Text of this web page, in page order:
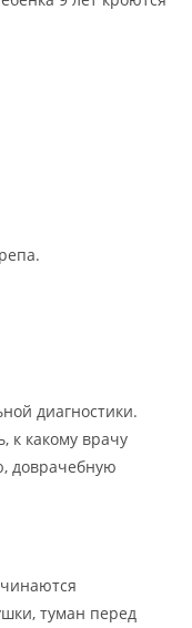
диагностики.
к какому врачу
доврачебную
туман перед